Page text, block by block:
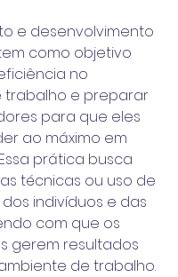
e desenvolvimento
como objetivo
no
trabalho e preparar
para que eles
ao máximo em
prática busca
técnicas ou uso de
indivíduos e das
com que os
gerem resultados
de trabalho.